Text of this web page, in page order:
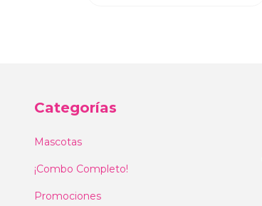
Categorías
Mascotas
¡Combo Completo!
Promociones